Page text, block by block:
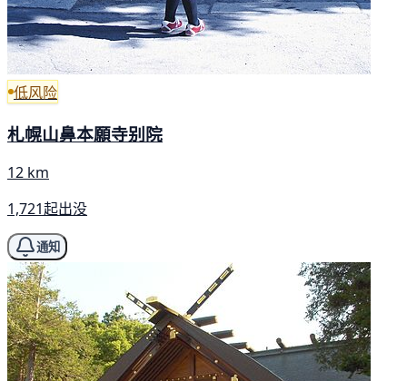
低风险
札幌山鼻本願寺别院
12 km
1,721起出没
通知